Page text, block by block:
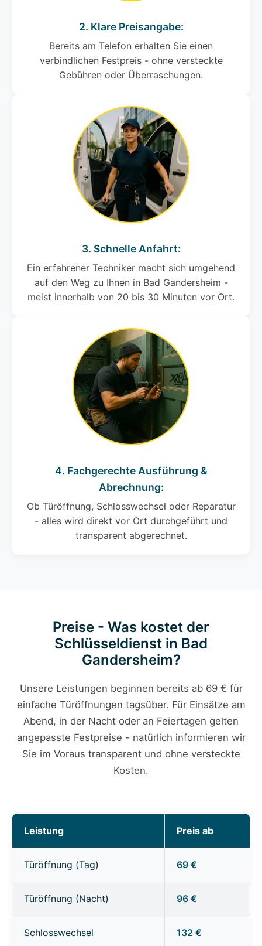
2. Klare Preisangabe:
Bereits am Telefon erhalten Sie einen
verbindlichen Festpreis - ohne versteckte
Gebühren oder Überraschungen.
3. Schnelle Anfahrt:
Ein erfahrener Techniker macht sich umgehend
auf den Weg zu Ihnen in Bad Gandersheim -
meist innerhalb von 20 bis 30 Minuten vor Ort.
4. Fachgerechte Ausführung &
Abrechnung:
Ob Türöffnung, Schlosswechsel oder Reparatur
- alles wird direkt vor Ort durchgeführt und
transparent abgerechnet.
Preise - Was kostet der
Schlüsseldienst in Bad
Gandersheim?
Unsere Leistungen beginnen bereits ab 69 € für
einfache Türöffnungen tagsüber. Für Einsätze am
Abend, in der Nacht oder an Feiertagen gelten
angepasste Festpreise - natürlich informieren wir
Sie im Voraus transparent und ohne versteckte
Kosten.
Leistung Preis ab
Türöffnung (Tag) 69 €
Türöffnung (Nacht) 96 €
Schlosswechsel 132 €